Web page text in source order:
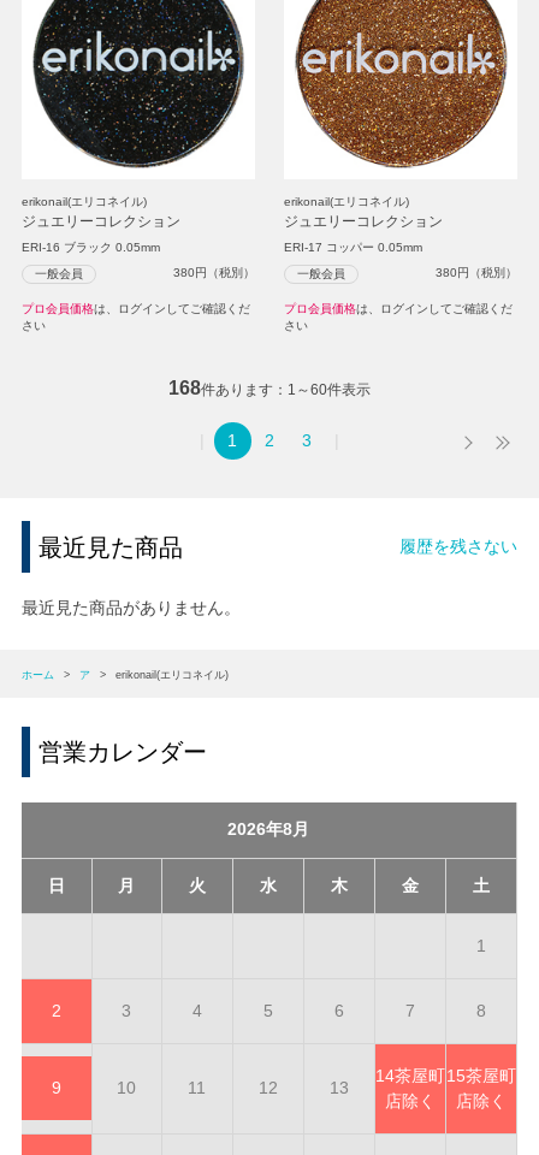
erikonail(エリコネイル)
ジュエリーコレクション
ERI-16 ブラック 0.05mm
一般会員 380円（税別）
プロ会員価格は、ログインしてご確認くだ
さい
erikonail(エリコネイル)
ジュエリーコレクション
ERI-17 コッパー 0.05mm
一般会員 380円（税別）
プロ会員価格は、ログインしてご確認くだ
さい
168件あります 1～60件表示
1 2 3
最近見た商品 履歴を残さない
最近見た商品がありません。
ホーム > ア > erikonail(エリコネイル)
営業カレンダー
2026年8月
日 月 火 水 木 金 土
1
2 3 4 5 6 7 8
9 10 11 12 13
14茶屋町
店除く
15茶屋町
店除く